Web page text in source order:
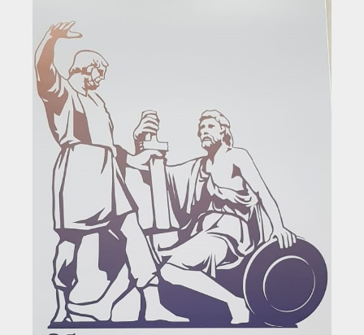
Видеоматериалы
Членство в НКО
Работа в Общественных советах
Законодательство РФ по
техническим регламентам
Повышение квалификации,
профессиональная
переподготовка